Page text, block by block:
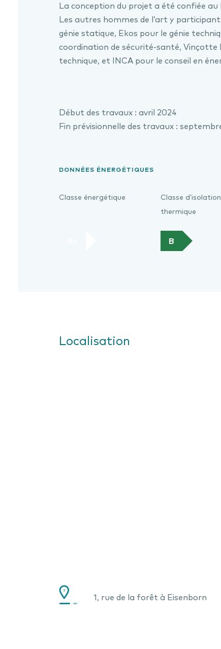
La conception du projet a été confiée
Les autres hommes de l’art y
génie statique, Ekos pour le génie
coordination de sécurité-santé,
technique, et INCA pour le conseil en
Début des travaux : avril 2024
Fin prévisionnelle des travaux :
DONNÉES ÉNERGÉTIQUES
Classe énergétique
Classe d’isolation
thermique
B
Localisation
1, rue de la forêt à Eisenborn